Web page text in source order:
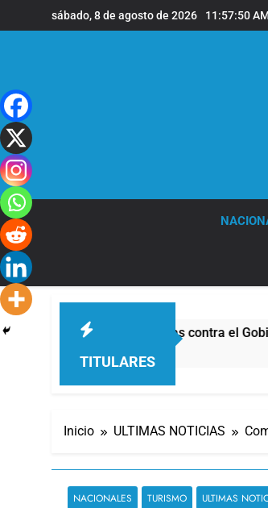
al
sábado, 8 de agosto de 2026 11:57:51
TITULARES
nuevas marchas contra el Gobierno
Inicio ULTIMAS NOTICIAS
NACIONALES TURISMO ULTIMAS